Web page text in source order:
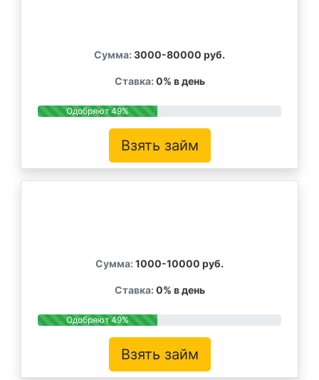
Сумма: 3000-80000 руб.
Ставка: 0% в день
Одобряют 49%
Взять займ
Сумма: 1000-10000 руб.
Ставка: 0% в день
Одобряют 49%
Взять займ